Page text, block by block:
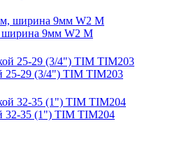
ширина 9мм W2 М
25-29 (3/4") TIM TIM203
32-35 (1") TIM TIM204